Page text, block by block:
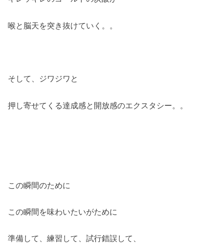
喉と脳天を突き抜けていく。。
そして、ジワジワと
押し寄せてくる達成感と開放感のエクスタシー。。
この瞬間のために
この瞬間を味わいたいがために
準備して、練習して、試行錯誤して、